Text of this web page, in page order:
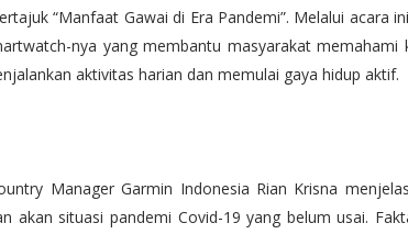
“Manfaat Gawai di Era Pandemi”. Melalui acara
nya yang membantu masyarakat memahami
aktivitas harian dan memulai gaya hidup aktif.
Manager Garmin Indonesia Rian Krisna
akan situasi pandemi Covid-19 yang belum usai.